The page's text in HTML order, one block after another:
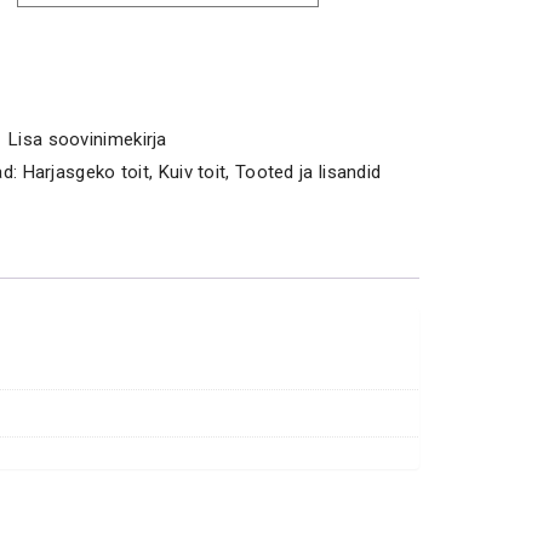
Lisa soovinimekirja
Harjasgeko toit, Kuiv toit, Tooted ja lisandid